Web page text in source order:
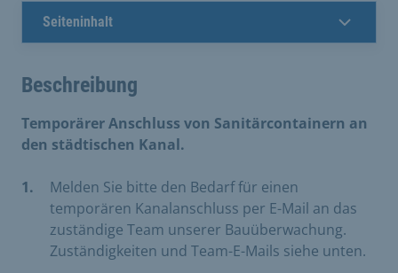
Seiteninhalt
Beschreibung
Temporärer Anschluss von Sanitärcontainern an
den städtischen Kanal.
Melden Sie bitte den Bedarf für einen
temporären Kanalanschluss per E-Mail an das
zuständige Team unserer Bauüberwachung.
Zuständigkeiten und Team-E-Mails siehe unten.